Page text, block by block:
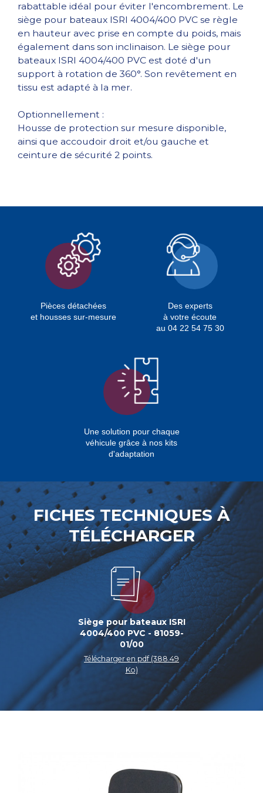
rabattable idéal pour éviter l'encombrement. Le
siège pour bateaux ISRI 4004/400 PVC se règle
en hauteur avec prise en compte du poids, mais
également dans son inclinaison. Le siège pour
bateaux ISRI 4004/400 PVC est doté d'un
support à rotation de 360°. Son revêtement en
tissu est adapté à la mer.
Optionnellement :
Housse de protection sur mesure disponible,
ainsi que accoudoir droit et/ou gauche et
ceinture de sécurité 2 points.
Pièces détachées
et housses sur-mesure
Des experts
à votre écoute
au 04 22 54 75 30
Une solution pour chaque
véhicule grâce à nos kits
d'adaptation
FICHES TECHNIQUES À
TÉLÉCHARGER
Siège pour bateaux ISRI
4004/400 PVC - 81059-
01/00
Télécharger en pdf (388.49
Ko)